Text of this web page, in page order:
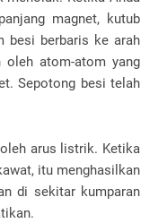
magnet, kutub
besi berbaris ke arah
oleh atom-atom yang
Sepotong besi telah
arus listrik. Ketika
itu menghasilkan
di sekitar kumparan